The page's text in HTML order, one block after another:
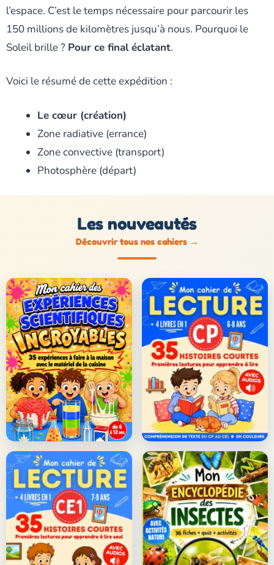
l’espace. C’est le temps nécessaire pour parcourir les
150 millions de kilomètres jusqu’à nous. Pourquoi le
Soleil brille ? Pour ce final éclatant.
Voici le résumé de cette expédition :
Le cœur (création)
Zone radiative (errance)
Zone convective (transport)
Photosphère (départ)
Les nouveautés
Découvrir tous nos cahiers →